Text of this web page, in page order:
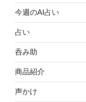
今週のAI占い
占い
呑み助
商品紹介
声かけ